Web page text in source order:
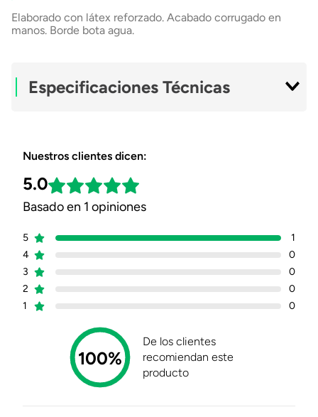
Elaborado con látex reforzado. Acabado corrugado en
manos. Borde bota agua.
Especificaciones Técnicas
Material
Acabado Exterior
Protección
Ficha Técnica
Descargar Ficha
Técnica
Nuestros clientes dicen:
5.0
Basado en 1 opiniones
1 0
2 0
3 0
4 0
5 1
100%
De los clientes
recomiendan este
producto